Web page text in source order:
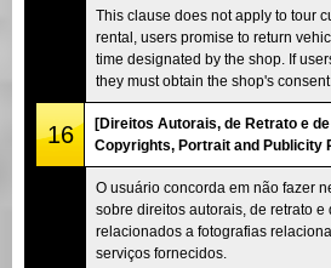
This clause does not apply to tour
rental, users promise to return
time designated by the shop. If
they must obtain the shop's
16
[Direitos Autorais, de Retrato e
Copyrights, Portrait and Publicity
O usuário concorda em não fazer
sobre direitos autorais, de retrato e
relacionados a fotografias
serviços fornecidos.